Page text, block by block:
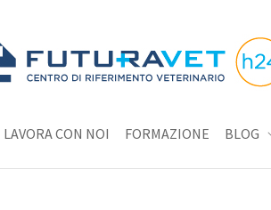
LAVORA CON NOI FORMAZIONE BLOG